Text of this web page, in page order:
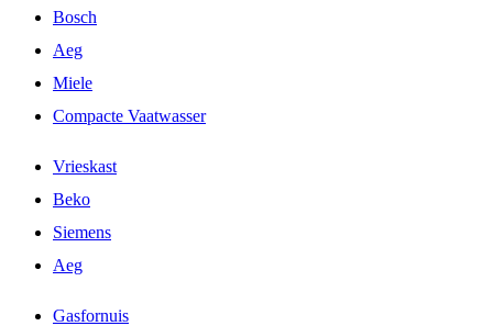
Bosch
Aeg
Miele
Compacte Vaatwasser
Vrieskast
Beko
Siemens
Aeg
Gasfornuis